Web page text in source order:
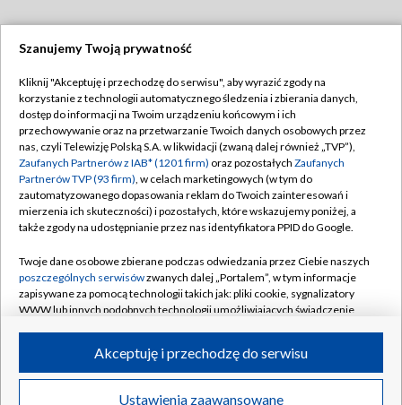
TVP
Abonament TVP
Emisja w TVP
Centrum informacji TVP
Naziemna Telewizja Cyfrowa
Rada Programowa
System NOS
Informacje o nadawcy
Program dla prasy
Regulamin TVP
Polityka prywatności
Moje zgody
Pomoc
Kontakt
Kanały
©2026 Telewizja Polska S.A. w likwidacji
Szanujemy Twoją prywatność
Kliknij "Akceptuję i przechodzę do serwisu", aby wyrazić zgody na
korzystanie z technologii automatycznego śledzenia i zbierania danych,
dostęp do informacji na Twoim urządzeniu końcowym i ich
przechowywanie oraz na przetwarzanie Twoich danych osobowych przez
nas, czyli Telewizję Polską S.A. w likwidacji (zwaną dalej również „TVP”),
Zaufanych Partnerów z IAB* (1201 firm) oraz pozostałych Zaufanych
Partnerów TVP (93 firm), w celach marketingowych (w tym do
zautomatyzowanego dopasowania reklam do Twoich zainteresowań i
mierzenia ich skuteczności) i pozostałych, które wskazujemy poniżej, a
także zgody na udostępnianie przez nas identyfikatora PPID do Google.
Twoje dane osobowe zbierane podczas odwiedzania przez Ciebie naszych
poszczególnych serwisówzwanych dalej „Portalem”, w tym informacje
zapisywane za pomocą technologii takich jak: pliki cookie, sygnalizatory
WWW lub innych podobnych technologii umożliwiających świadczenie
ruchu w Internecie.
Twoje dane osobowe zbierane podczas odwiedzania przez Ciebie
Ustawienia zaawansowane
Akceptuję i przechodzę do serwisu